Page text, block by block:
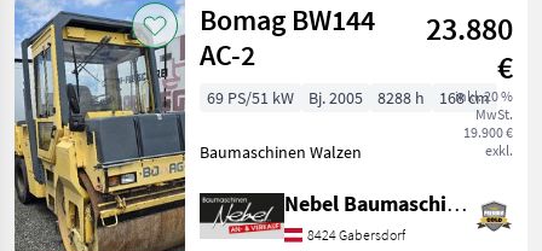
Kategorie 2 Land Filter
AKTUELLER
PFAD
Bomag
213 Dh5
KATEGORIE
WÄHLEN
Zurücksetzen
134
Bomag BW144
AC-2
23.880
€
inkl. 20 %
MwSt.
19.900 €
exkl.
69 PS/51 kW Bj. 2005 8288 h 168 cm
Baumaschinen Walzen
Nebel Baumaschinen
8424 Gabersdorf